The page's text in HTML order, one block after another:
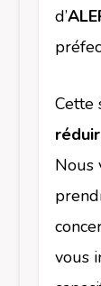
d’
Cette
Nous
vous